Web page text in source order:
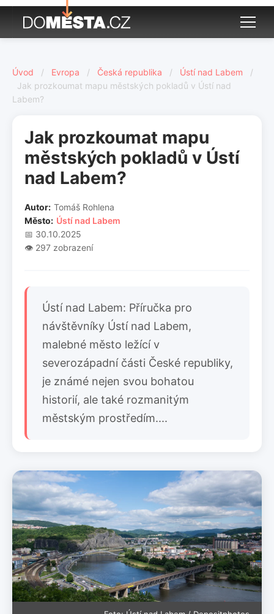
Úvod / Evropa / Česká republika / Ústí nad Labem
/
Jak prozkoumat mapu městských pokladů v Ústí nad
Labem?
Jak prozkoumat mapu
městských pokladů v Ústí
nad Labem?
Autor: Tomáš Rohlena
Město: Ústí nad Labem
📅 30.10.2025
👁️ 297 zobrazení
Ústí nad Labem: Příručka pro
návštěvníky Ústí nad Labem,
malebné město ležící v
severozápadní části České republiky,
je známé nejen svou bohatou
historií, ale také rozmanitým
městským prostředím....